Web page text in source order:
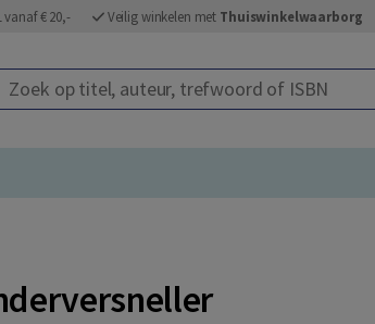
vanaf € 20,- Veilig winkelen met Thuiswinkelwaarborg
Zoek op titel, auteur, trefwoord of ISBN